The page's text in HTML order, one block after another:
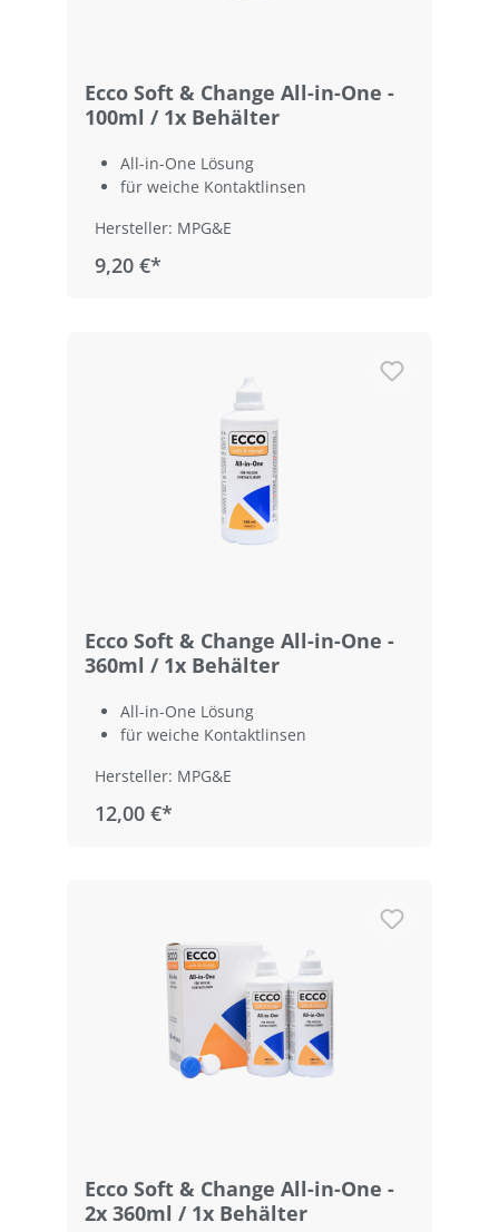
Ecco Soft & Change All-in-One -
100ml / 1x Behälter
All-in-One Lösung
für weiche Kontaktlinsen
Hersteller: MPG&E
9,20 €*
Ecco Soft & Change All-in-One -
360ml / 1x Behälter
All-in-One Lösung
für weiche Kontaktlinsen
Hersteller: MPG&E
12,00 €*
Ecco Soft & Change All-in-One -
2x 360ml / 1x Behälter